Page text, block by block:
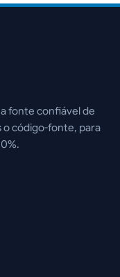
fonte confiável de
o código-fonte, para